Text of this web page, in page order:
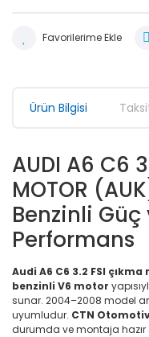
Ürün Bilgisi
AUDI A6 C6
MOTOR
Benzinli
Performans
Audi A6 C6 3.2 FSI
benzinli V6 motor
sunar. 2004–2008 model
uyumludur. CTN
durumda ve montaja hazır